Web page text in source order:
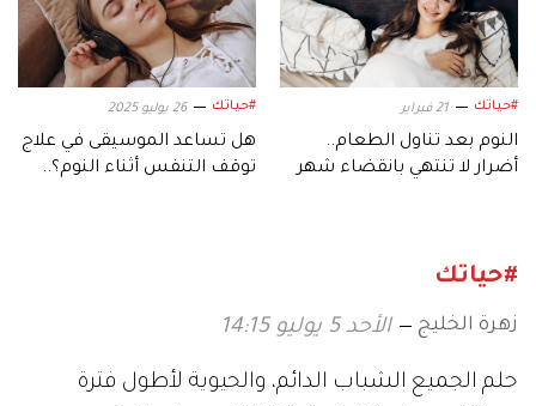
#حياتك 21 فبراير
النوم بعد تناول الطعام..
أضرار لا تنتهي بانقضاء شهر
#حياتك 26 يوليو 2025
هل تساعد الموسيقى في علاج
توقف التنفس أثناء النوم؟..
#حياتك
زهرة الخليج الأحد 5 يوليو 14:15
حلم الجميع الشباب الدائم، والحيوية لأطول فترة